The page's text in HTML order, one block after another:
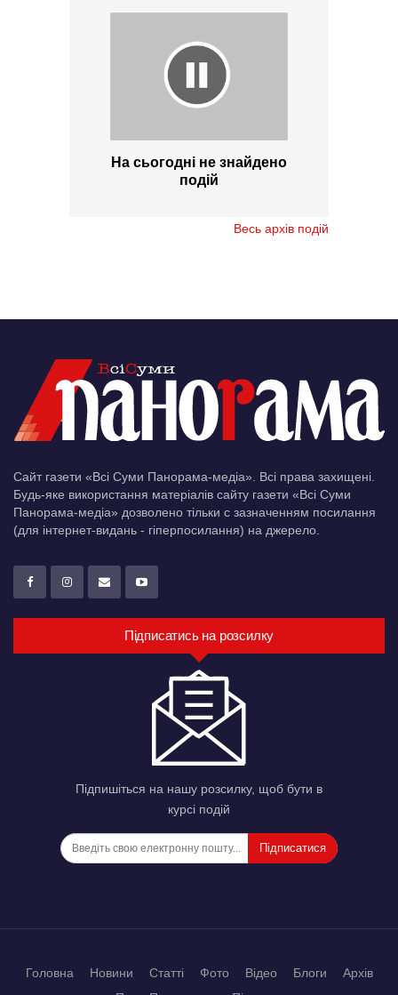
На сьогодні не знайдено
подій
Весь архів подій
Сайт газети «Всі Суми Панорама-медіа». Всі права захищені.
Будь-яке використання матеріалів сайту газети «Всі Суми
Панорама-медіа» дозволено тільки c зазначенням посилання
(для інтернет-видань - гіперпосилання) на джерело.
Підписатись на розсилку
Підпишіться на нашу розсилку, щоб бути в
курсі подій
Підписатися
Головна Новини Статті Фото Відео Блоги
Архів